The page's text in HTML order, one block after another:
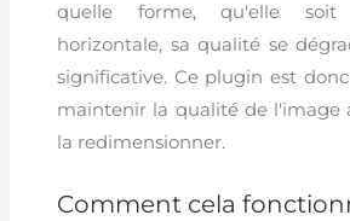
quelle forme, qu'elle soit
horizontale, sa qualité se
significative. Ce plugin est
maintenir la qualité de l'image
la redimensionner.
Comment cela